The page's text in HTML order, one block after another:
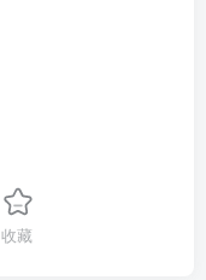
收藏